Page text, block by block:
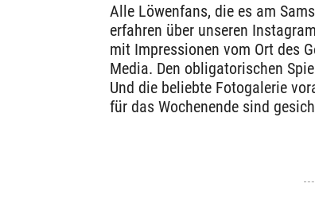
Alle Löwenfans, die es am
erfahren über unseren
mit Impressionen vom Ort des
Media. Den obligatorischen
Und die beliebte Fotogalerie
für das Wochenende sind